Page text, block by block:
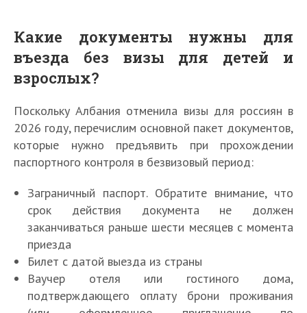
Какие документы нужны для
въезда без визы для детей и
взрослых?
Поскольку Албания отменила визы для россиян в
2026 году, перечислим основной пакет документов,
которые нужно предъявить при прохождении
паспортного контроля в безвизовый период:
Заграничный паспорт. Обратите внимание, что
срок действия документа не должен
заканчиваться раньше шести месяцев с момента
приезда
Билет с датой выезда из страны
Ваучер отеля или гостиного дома,
подтверждающего оплату брони проживания